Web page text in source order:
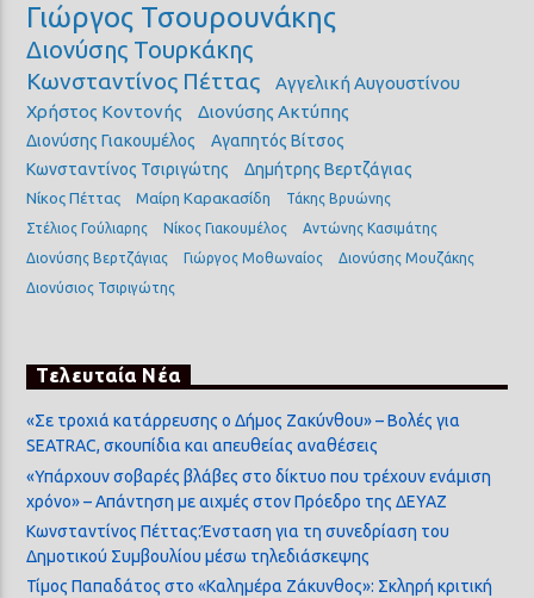
Γιώργος Τσουρουνάκης
Διονύσης Τουρκάκης
Κωνσταντίνος Πέττας
Αγγελική Αυγουστίνου
Χρήστος Κοντονής
Διονύσης Ακτύπης
Διονύσης Γιακουμέλος
Αγαπητός Βίτσος
Κωνσταντίνος Τσιριγώτης
Δημήτρης Βερτζάγιας
Νίκος Πέττας Μαίρη Καρακασίδη
Τάκης Βρυώνης
Στέλιος Γούλιαρης
Νίκος Γιακουμέλος
Αντώνης Κασιμάτης
Διονύσης Βερτζάγιας
Γιώργος Μοθωναίος
Διονύσης Μουζάκης
Διονύσιος Τσιριγώτης
Τελευταία Νέα
«Σε τροχιά κατάρρευσης ο Δήμος Ζακύνθου» – Βολές για
SEATRAC, σκουπίδια και απευθείας αναθέσεις
«Υπάρχουν σοβαρές βλάβες στο δίκτυο που τρέχουν ενάμιση
χρόνο» – Απάντηση με αιχμές στον Πρόεδρο της ΔΕΥΑΖ
Κωνσταντίνος Πέττας:Ένσταση για τη συνεδρίαση του
Δημοτικού Συμβουλίου μέσω τηλεδιάσκεψης
Τίμος Παπαδάτος στο «Καλημέρα Ζάκυνθος»: Σκληρή κριτική